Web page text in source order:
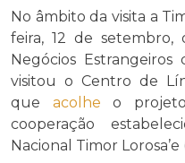
No âmbito da visita a
feira, 12 de
Negócios
visitou o Centro de
que acolhe o projeto
cooperação
Nacional Timor Lorosa’e